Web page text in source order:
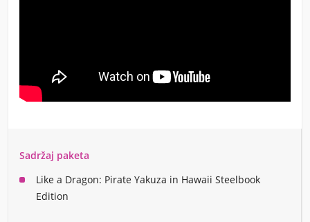
Sadržaj paketa
Like a Dragon: Pirate Yakuza in Hawaii Steelbook
Edition